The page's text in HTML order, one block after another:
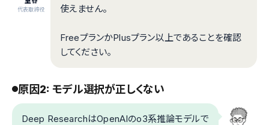
代表取締役 使えません。
FreeプランかPlusプラン以上であることを確認
してください。
原因2: モデル選択が正しくない
Deep ResearchはOpenAIのo3系推論モデルで